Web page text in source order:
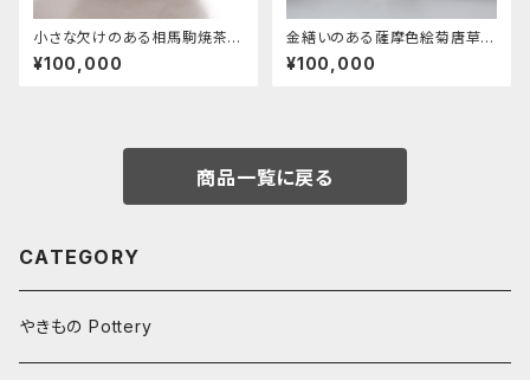
小さな欠けのある相馬駒焼茶碗
d14.6cm Minor Chipped
Soma Tea Bowl, Horses D
¥100,000
金繕いのある薩摩色絵菊唐草桜
流水文花生 h24.5cm Kintsu
gi Repaired Satsuma Enam
eam 19th-20th C
¥100,000
商品一覧に戻る
CATEGORY
やきもの Pottery